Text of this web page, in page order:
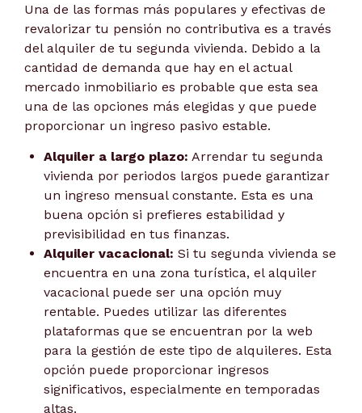
Una de las formas más populares y efectivas de
revalorizar tu pensión no contributiva es a través
del alquiler de tu segunda vivienda. Debido a la
cantidad de demanda que hay en el actual
mercado inmobiliario es probable que esta sea
una de las opciones más elegidas y que puede
proporcionar un ingreso pasivo estable.
Alquiler a largo plazo: Arrendar tu segunda
vivienda por periodos largos puede garantizar
un ingreso mensual constante. Esta es una
buena opción si prefieres estabilidad y
previsibilidad en tus finanzas.
Alquiler vacacional: Si tu segunda vivienda se
encuentra en una zona turística, el alquiler
vacacional puede ser una opción muy
rentable. Puedes utilizar las diferentes
plataformas que se encuentran por la web
para la gestión de este tipo de alquileres. Esta
opción puede proporcionar ingresos
significativos, especialmente en temporadas
altas.